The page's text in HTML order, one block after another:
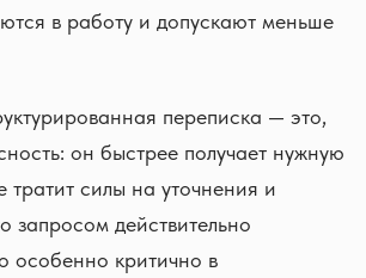
в работу и допускают меньше
переписка — это,
он быстрее получает нужную
силы на уточнения и
запросом действительно
особенно критично в